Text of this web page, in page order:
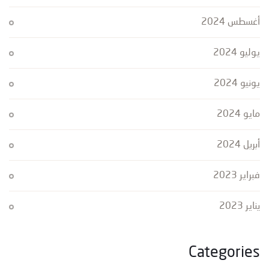
أغسطس 2024
يوليو 2024
يونيو 2024
مايو 2024
أبريل 2024
فبراير 2023
يناير 2023
Categories